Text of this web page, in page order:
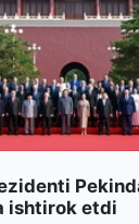
ishtirok etdi